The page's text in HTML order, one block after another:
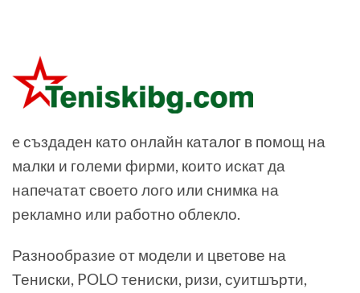
e създаден като онлайн каталог в помощ на
малки и големи фирми, които искат да
напечатат своето лого или снимка на
рекламно или работно облекло.
Разнообразие от модели и цветове на
Тениски, POLO тениски, ризи, суитшърти,